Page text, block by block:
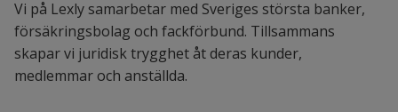
Vi på Lexly samarbetar med Sveriges största banker,
försäkringsbolag och fackförbund. Tillsammans
skapar vi juridisk trygghet åt deras kunder,
medlemmar och anställda.